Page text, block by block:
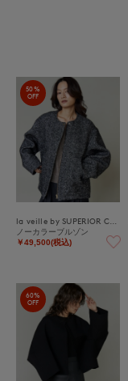
50%
OFF
ノーカラーブルゾン
￥49,500(税込)
60%
OFF